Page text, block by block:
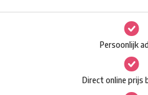
Waar ben je naar op zoek?
Deze
optie
kan
Persoonlijk
Direct online prijs